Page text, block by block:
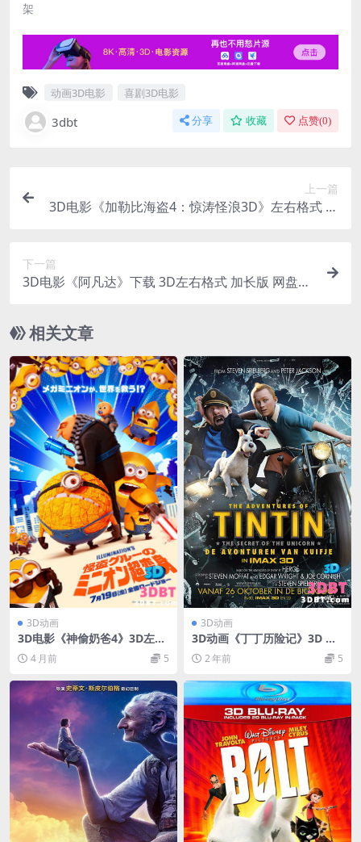
架
动画3D电影 喜剧3D电影
3dbt 分享 收藏 点赞(0)
上一篇
3D电影《加勒比海盗4：惊涛怪浪3D》左右格式 高
下一篇
3D电影《阿凡达》下载 3D左右格式 加长版 网盘下
相关文章
3D动画
3D电影《神偷奶爸4》3D左右
格式 高清网盘 下载 VR3D电影
小黄人4
4 月前 5
3D动画
3D动画《丁丁历险记》3D 左
右格式 电影下载 高清蓝光网
盘+迅雷 下载
2 年前 5